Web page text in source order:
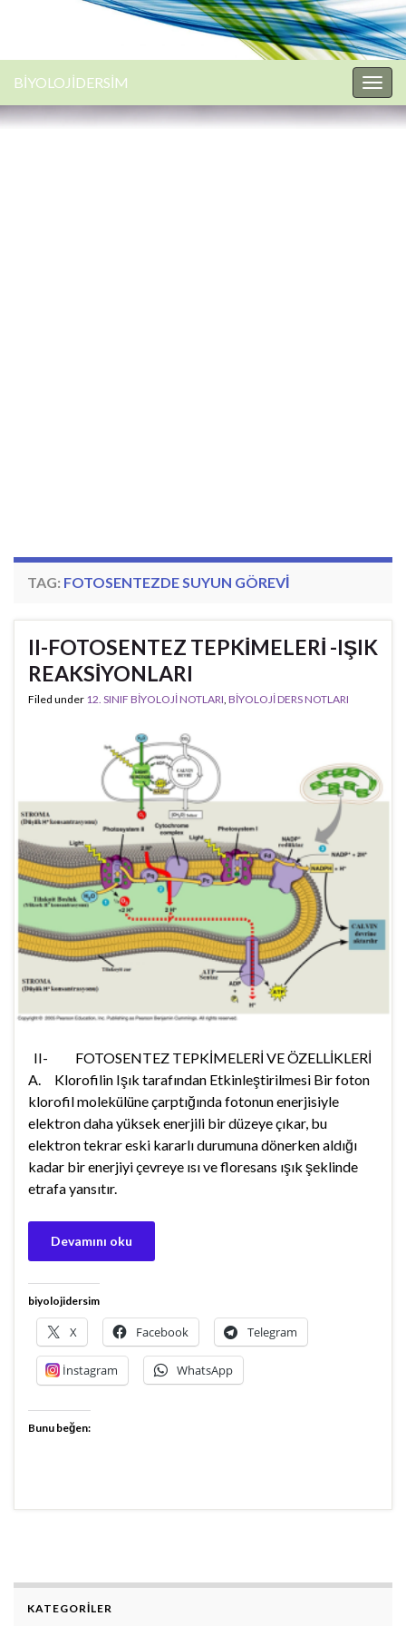
BİYOLOJİDERSİM
TAG: FOTOSENTEZDE SUYUN GÖREVI
II-FOTOSENTEZ TEPKİMELERİ -IŞIK
REAKSİYONLARI
Filed under 12. SINIF BİYOLOJİ NOTLARI, BİYOLOJİ DERS NOTLARI
II- FOTOSENTEZ TEPKİMELERİ VE ÖZELLİKLERİ
A. Klorofilin Işık tarafından Etkinleştirilmesi Bir foton
klorofil molekülüne çarptığında fotonun enerjisiyle
elektron daha yüksek enerjili bir düzeye çıkar, bu
elektron tekrar eski kararlı durumuna dönerken aldığı
kadar bir enerjiyi çevreye ısı ve floresans ışık şeklinde
etrafa yansıtır.
Devamını oku
biyolojidersim
X Facebook Telegram
İnstagram WhatsApp
Bunu beğen:
KATEGORİLER